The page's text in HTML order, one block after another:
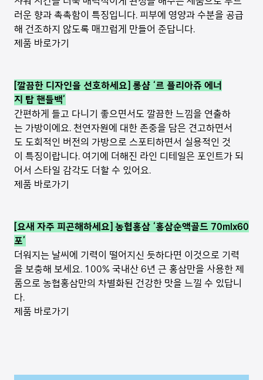
러운 향과 촉촉함이 특징입니다. 피부에 영양과 수분을 공급
해 건조하지 않도록 매끄럽게 만들어 준답니다.
제품 바로가기
[깔끔한 디자인을 선호하세요] 롱샴 ‘르 플리아쥬 에너
지 탑 핸들백’
간편하게 들고 다니기 좋으면서도 깔끔한 느낌을 연출하
는 가방이에요. 천연자원에 대한 존중을 담은 견고하면서
도 도회적인 버전의 가방으로 스포티하면서 실용적인 것
이 특징이랍니다. 여기에 더해진 라인 디테일은 포인트가 되
어서 스타일 감각도 더할 수 있어요.
제품 바로가기
[요새 자주 피곤해하세요] 농협홍삼 ‘홍삼순액골드 70mlx60
포’
더워지는 날씨에 기력이 떨어지신 듯하다면 이것으로 기력
을 보충해 보세요. 100% 국내산 6년 근 홍삼만을 사용한 제
품으로 농협홍삼만의 차별화된 건강한 맛을 느낄 수 있답니
다.
제품 바로가기